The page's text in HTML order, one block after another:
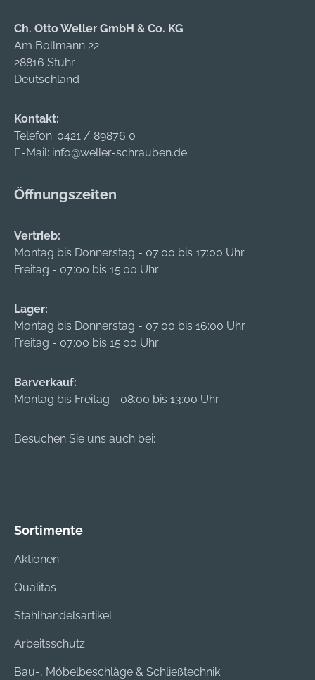
0,5 ± 0,05 mm Farbe:
grün
e: Laboratorien,
Metallverarbeitung,
Chemische Industrie
Material:
Länge: 340–360 mm
Stärke: 0,7 mm ± 0,1
mm Farbe: schwarz
Ch. Otto Weller GmbH & Co. KG
Am Bollmann 22
28816 Stuhr
Deutschland
Kontakt:
Telefon: 0421 / 89876 0
E-Mail: info@weller-schrauben.de
Öffnungszeiten
Vertrieb:
Montag bis Donnerstag - 07:00 bis 17:00 Uhr
Freitag - 07:00 bis 15:00 Uhr
Lager:
Montag bis Donnerstag - 07:00 bis 16:00 Uhr
Freitag - 07:00 bis 15:00 Uhr
Barverkauf:
Montag bis Freitag - 08:00 bis 13:00 Uhr
Besuchen Sie uns auch bei:
Sortimente
Aktionen
Qualitas
Stahlhandelsartikel
Arbeitsschutz
Bau-, Möbelbeschläge & Schließtechnik